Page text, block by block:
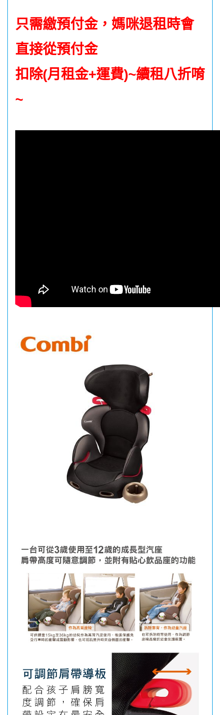
只需繳預付金，媽咪退租時會
直接從預付金
扣除(月租金+運費)~續租八折唷
~